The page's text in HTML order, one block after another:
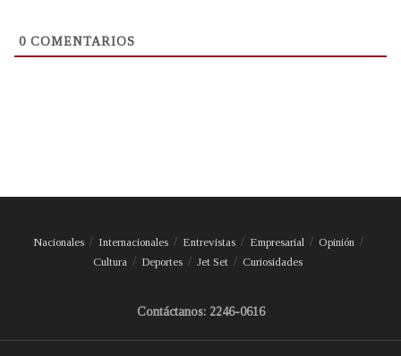
0 COMENTARIOS
Nacionales Internacionales Entrevistas Empresarial
Opinión
Cultura
Deportes Jet Set Curiosidades
Contáctanos: 2246-0616